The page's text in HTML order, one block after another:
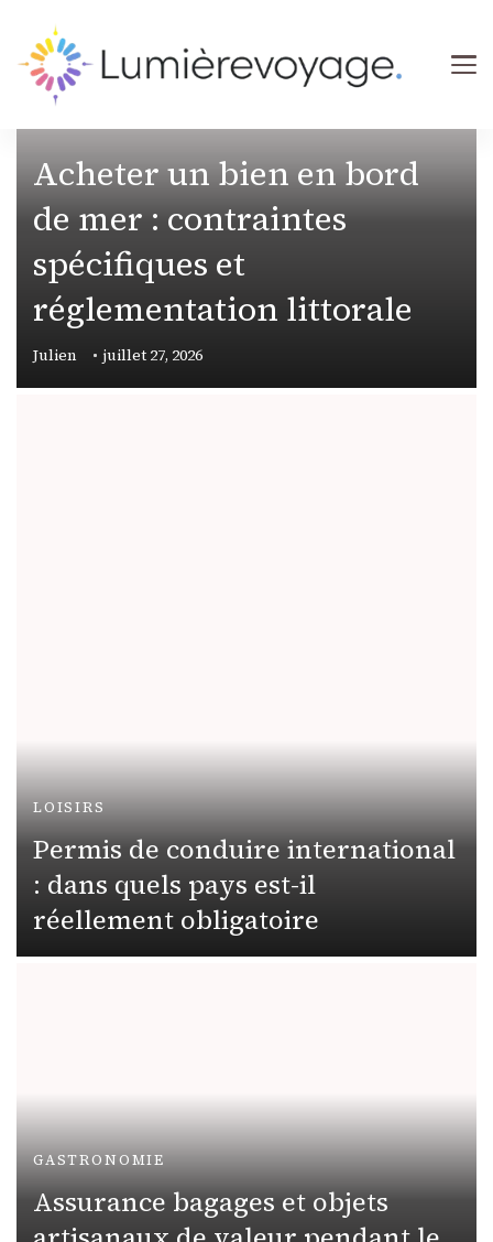
Lumierevoyage
Explore, savoure, épanouis-toi
Acheter un bien en bord
de mer : contraintes
spécifiques et
réglementation littorale
Julien juillet 27, 2026
LOISIRS
Permis de conduire international
: dans quels pays est-il
réellement obligatoire
GASTRONOMIE
Assurance bagages et objets